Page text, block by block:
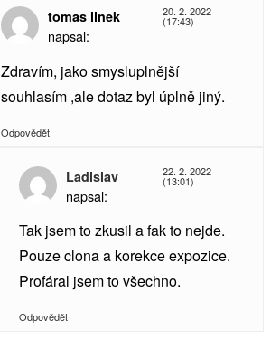
tomas linek
napsal:
20. 2. 2022
(17:43)
Zdravím, jako smysluplnější
souhlasím ,ale dotaz byl úplně jiný.
Odpovědět
Ladislav
napsal:
22. 2. 2022
(13:01)
Tak jsem to zkusil a fak to nejde.
Pouze clona a korekce expozice.
Profáral jsem to všechno.
Odpovědět